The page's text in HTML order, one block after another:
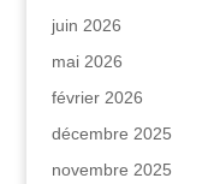
juin 2026
mai 2026
février 2026
décembre 2025
novembre 2025